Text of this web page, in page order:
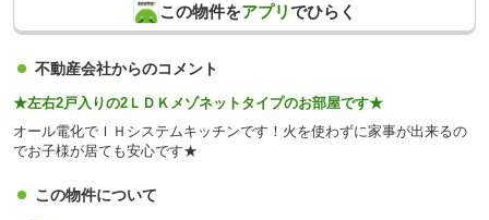
この物件をアプリでひらく
不動産会社からのコメント
★左右2戸入りの2ＬＤＫメゾネットタイプのお部屋です★
オール電化でＩＨシステムキッチンです！火を使わずに家事が出来るの
でお子様が居ても安心です★
この物件について